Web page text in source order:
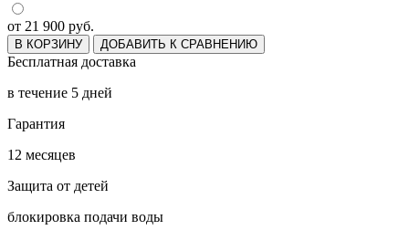
от 21 900 руб.
В КОРЗИНУ ДОБАВИТЬ К СРАВНЕНИЮ
Бесплатная доставка
в течение 5 дней
Гарантия
12 месяцев
Защита от детей
блокировка подачи воды